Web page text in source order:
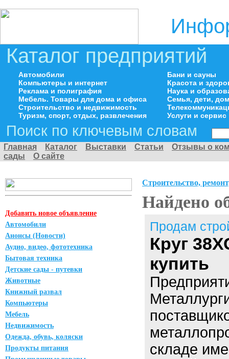
Каталог предприятий
Автомобили
Компьютеры и интернет
Реклама и полиграфия
Мебель. Товары для дома и офиса
Строительство и недвижимость
Туризм, спорт, отдых, развлечения
Бани и сауны
Красота и
Наука и
Семья, дети,
Услуги и сервис
Поиск по ключевым словам
Главная Каталог Выставки Статьи
Отзывы о
сады
О сайте
Добавить новое объявление
Автомобили
Анонсы (Новости)
Аудио, видео, фототехника
Бытовая техника
Детские сады - путевки
Животные
Книжный развал
Компьютеры
Мебель
Недвижимость
Одежда, обувь, коляски
Продукты питания
Строительство,
Найдено
Продам
Круг
купить
складе